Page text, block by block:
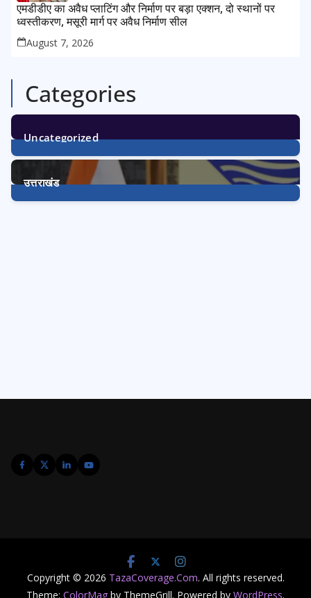
एमडीडीए का अवैध प्लाटिंग और निर्माण पर बड़ा एक्शन, दो स्थानों पर
ध्वस्तीकरण, मसूरी मार्ग पर अवैध निर्माण सील
August 7, 2026
Categories
Uncategorized
1Post
उत्तराखंड
Copyright © 2026 TazaCoverage.Com. All rights reserved.
Theme: ColorMag by ThemeGrill. Powered by WordPress.